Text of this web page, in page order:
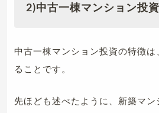
2)中古一棟マンション投
中古一棟マンション投資の特徴は
ることです。
先ほども述べたように、新築マン